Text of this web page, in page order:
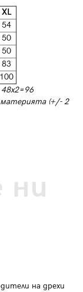
XL
54
50
50
83
100
материята (+/- 2
ни
на дрехи